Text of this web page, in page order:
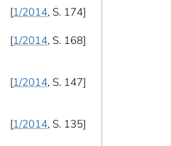
1/2014, S. 174
1/2014, S. 168
1/2014, S. 147
1/2014, S. 135